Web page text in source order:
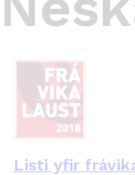
Listi yfir